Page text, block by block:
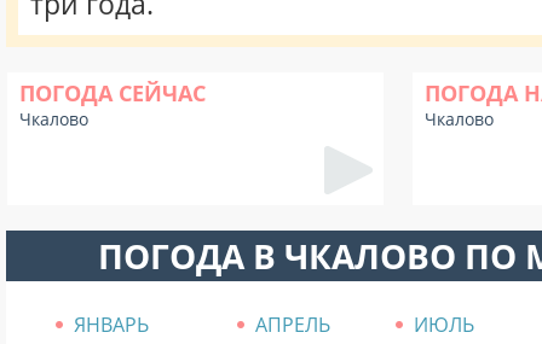
ПОГОДА СЕЙЧАС
Чкалово
ПОГОДА
Чкалово
ПОГОДА В ЧКАЛОВО ПО
ЯНВАРЬ АПРЕЛЬ
ИЮЛЬ